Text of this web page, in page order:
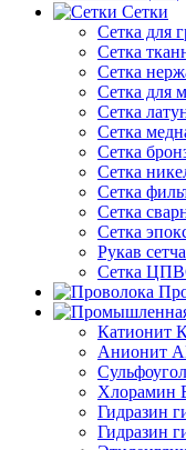
Сетки
Сетка для
Сетка
Сетка
Сетка для
Сетка
Сетка
Сетка
Сетка
Сетка
Сетка
Сетка
Рукав
Сетка
Катионит
Анионит
Хлорамин
Гидразин
Гидразин